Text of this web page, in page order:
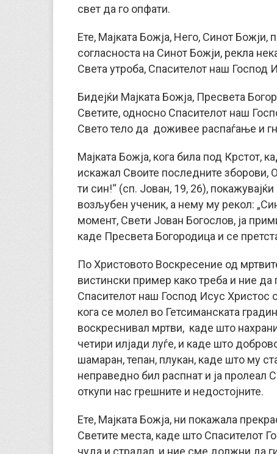
свет да го опфати.
Ете, Мајката Божја, Него, Синот Божји,
согласноста на Синот Божји, рекла
Света утроба, Спасителот наш Господ
Бидејќи Мајката Божја, Пресвета
Светите, односно Спасителот наш
Свето тело да доживее распаѓање и
Мајката Божја, кога била под Крстот,
искажал Своите последните зборови,
ти син!“ (сп. Јован, 19, 26),
возљубен ученик, а нему му рекол:
момент, Свети Јован Богослов, ја
каде Пресвета Богородица и се
По Христовото Воскресение од
вистински пример како треба и ние
Спасителот наш Господ Исус Христос
кога се молел во Гетсиманската
воскреснивал мртви, каде што
четири илјади луѓе, и каде што
шамаран, тепан, плукан, каде што му
неправедно бил распнат и ја пролеал
откупи нас грешните и недостојните.
Ете, Мајката Божја, ни покажала
Светите места, каде што Спасителот
чуда и страдал, и ние сме должни да